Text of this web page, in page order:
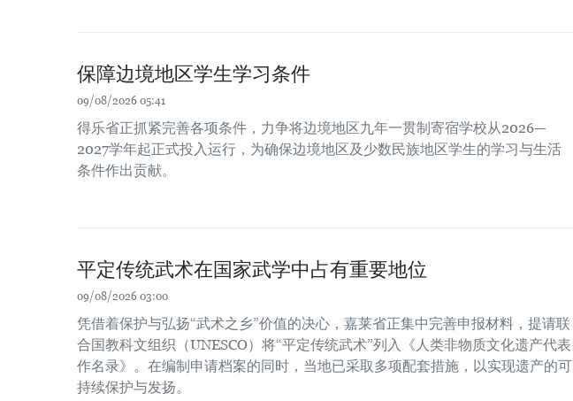
保障边境地区学生学习条件
09/08/2026 05:41
得乐省正抓紧完善各项条件，力争将边境地区九年一贯制寄宿学校从2026—
2027学年起正式投入运行，为确保边境地区及少数民族地区学生的学习与生活
条件作出贡献。
平定传统武术在国家武学中占有重要地位
09/08/2026 03:00
凭借着保护与弘扬“武术之乡”价值的决心，嘉莱省正集中完善申报材料，提请联
合国教科文组织（UNESCO）将“平定传统武术”列入《人类非物质文化遗产代表
作名录》。在编制申请档案的同时，当地已采取多项配套措施，以实现遗产的可
持续保护与发扬。